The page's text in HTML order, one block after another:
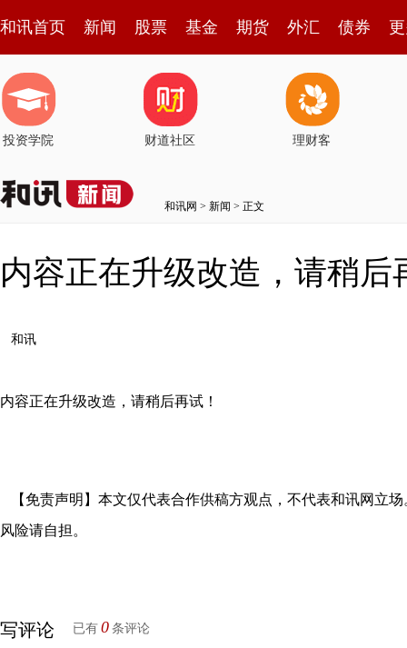
和讯首页 新闻 股票 基金 期货 外汇 债券
投资学院 财道社区 理财客
和讯网 > 新闻 > 正文
内容正在升级改造，请稍后
和讯
内容正在升级改造，请稍后再试！
【免责声明】本文仅代表合作供稿方观点，不代表和讯网立
风险请自担。
写评论 已有 0 条评论